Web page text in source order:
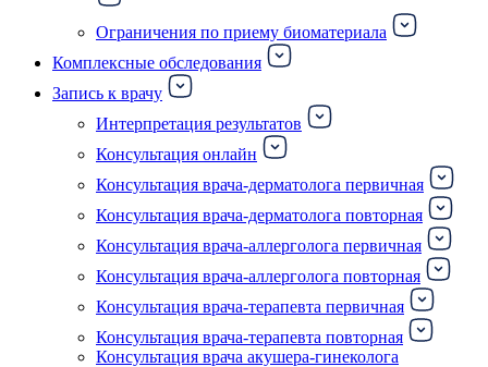
Ограничения по приему биоматериала
Комплексные обследования
Запись к врачу
Интерпретация результатов
Консультация онлайн
Консультация врача-дерматолога первичная
Консультация врача-дерматолога повторная
Консультация врача-аллерголога первичная
Консультация врача-аллерголога повторная
Консультация врача-терапевта первичная
Консультация врача-терапевта повторная
Консультация врача акушера-гинеколога